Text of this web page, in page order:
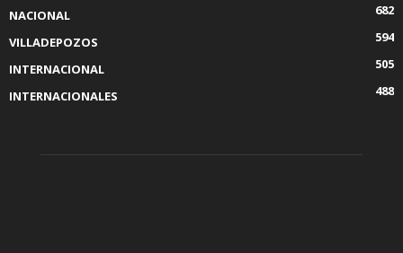
NACIONAL
682
VILLADEPOZOS
594
INTERNACIONAL
505
INTERNACIONALES
488